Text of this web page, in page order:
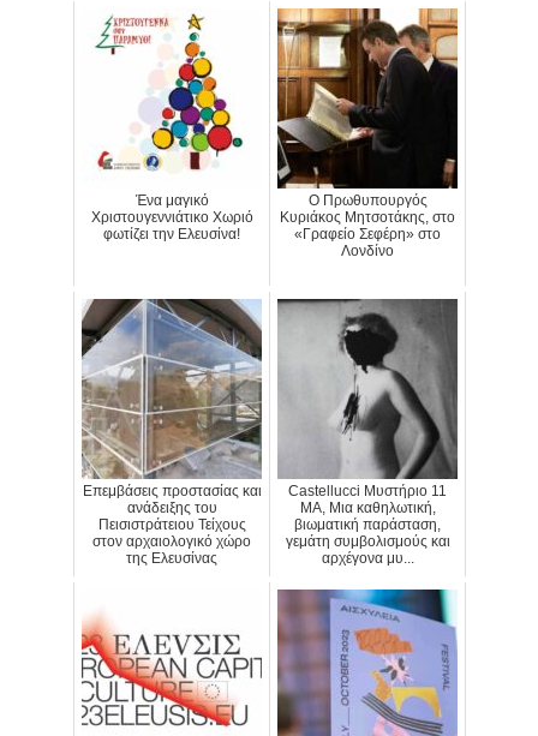
Ένα μαγικό
Χριστουγεννιάτικο Χωριό
φωτίζει την Ελευσίνα!
Ο Πρωθυπουργός
Κυριάκος Μητσοτάκης, στο
«Γραφείο Σεφέρη» στο
Λονδίνο
Επεμβάσεις προστασίας και
ανάδειξης του
Πεισιστράτειου Τείχους
στον αρχαιολογικό χώρο
της Ελευσίνας
Castellucci Μυστήριο 11
MA, Μια καθηλωτική,
βιωματική παράσταση,
γεμάτη συμβολισμούς και
αρχέγονα μυ...